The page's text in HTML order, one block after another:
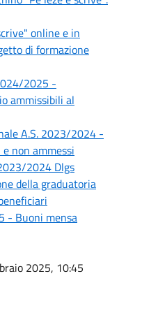
online e in
di formazione
2025 -
ammissibili al
A.S. 2023/2024 -
non ammessi
2024 Dlgs
della graduatoria
- Buoni mensa
2025, 10:45